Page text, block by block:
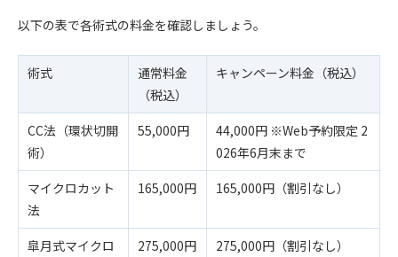
以下の表で各術式の料金を確認しましょう。
術式
通常料金
（税込）
キャンペーン料金（税込）
CC法（環状切開
術）
55,000円
44,000円 ※Web予約限定 2
026年6月末まで
マイクロカット
法
165,000円 165,000円（割引なし）
皐月式マイクロ
275,000円 275,000円（割引なし）